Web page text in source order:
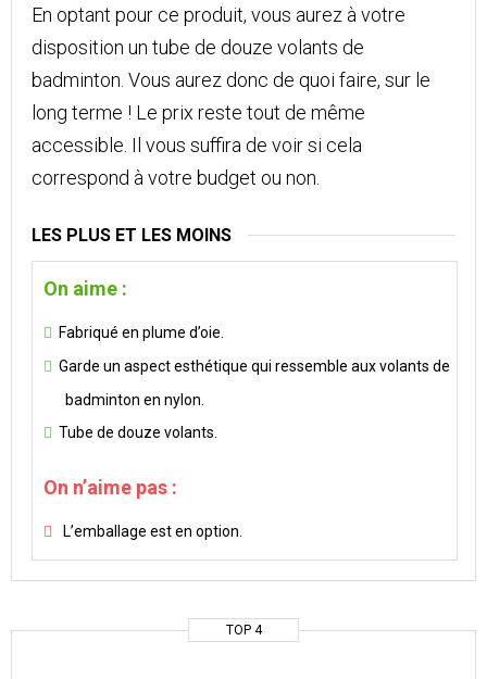
En optant pour ce produit, vous aurez à votre
disposition un tube de douze volants de
badminton. Vous aurez donc de quoi faire, sur le
long terme ! Le prix reste tout de même
accessible. Il vous suffira de voir si cela
correspond à votre budget ou non.
LES PLUS ET LES MOINS
On aime :
Fabriqué en plume d’oie.
Garde un aspect esthétique qui ressemble aux volants de
badminton en nylon.
Tube de douze volants.
On n’aime pas :
L’emballage est en option.
TOP 4